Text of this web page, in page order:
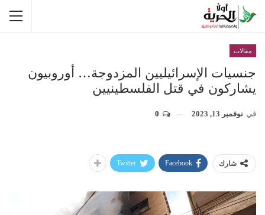
مقالات
جنسيات الإسرائيليين المزدوجة… أوروبيون
يشاركون في قتل الفلسطينيين
في نوفمبر 13, 2023
شارك Facebook
Twitter